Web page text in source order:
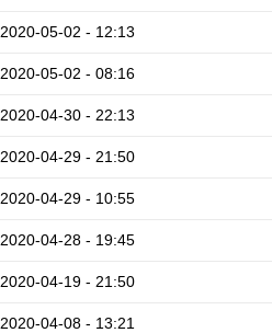
2020-05-02 - 12:13
2020-05-02 - 08:16
2020-04-30 - 22:13
2020-04-29 - 21:50
2020-04-29 - 10:55
2020-04-28 - 19:45
2020-04-19 - 21:50
2020-04-08 - 13:21